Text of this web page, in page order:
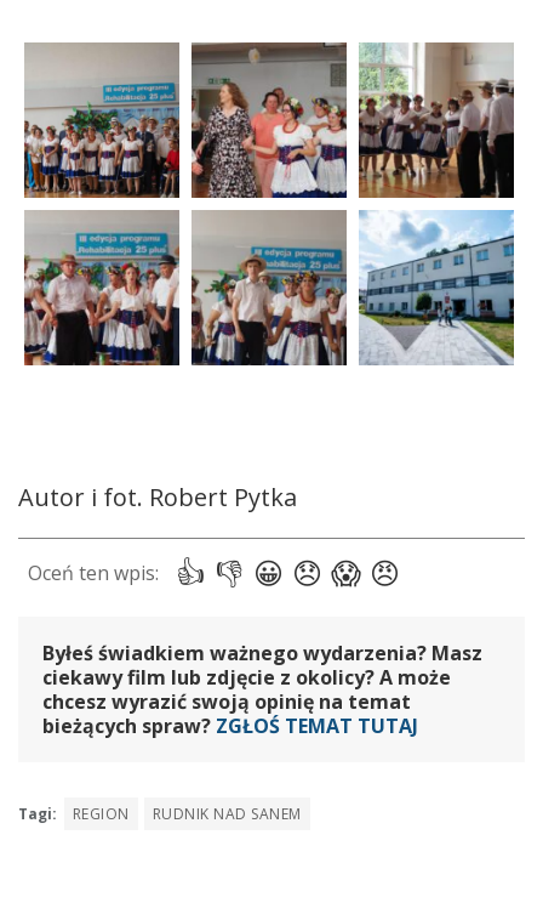
Autor i fot. Robert Pytka
Byłeś świadkiem ważnego wydarzenia? Masz
ciekawy film lub zdjęcie z okolicy? A może
chcesz wyrazić swoją opinię na temat
bieżących spraw? ZGŁOŚ TEMAT TUTAJ
Tagi: REGION RUDNIK NAD SANEM